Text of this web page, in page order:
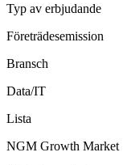
Typ av erbjudande
Företrädesemission
Bransch
Data/IT
Lista
NGM Growth Market